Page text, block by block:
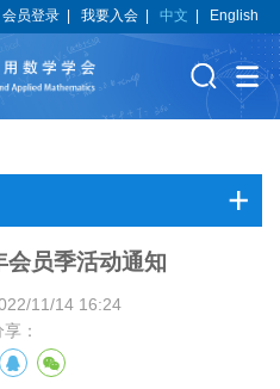
会员登录 |我要入会 |中文 English
员季活动通知
11/14 16:24
：